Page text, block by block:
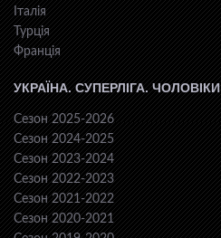
Італія
Турція
Франція
УКРАЇНА. СУПЕРЛІГА. ЧОЛОВІКИ
Сезон 2025-2026
Сезон 2024-2025
Сезон 2023-2024
Сезон 2022-2023
Сезон 2021-2022
Сезон 2020-2021